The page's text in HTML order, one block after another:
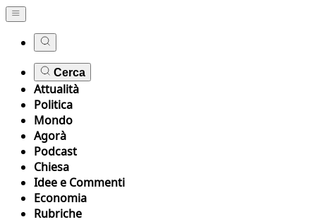
Cerca
Attualità
Politica
Mondo
Agorà
Podcast
Chiesa
Idee e Commenti
Economia
Rubriche